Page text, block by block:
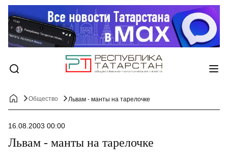
Общество Львам - манты на тарелочке
16.08.2003 00:00
Львам - манты на тарелочке